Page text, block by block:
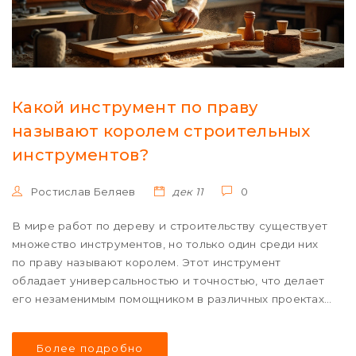
Какой инструмент по праву
называют королем строительных
инструментов?
Ростислав Беляев дек 11 0
В мире работ по дереву и строительству существует
множество инструментов, но только один среди них
по праву называют королем. Этот инструмент
обладает универсальностью и точностью, что делает
его незаменимым помощником в различных проектах.
статуса этого инструмента, его особенности и сферы
Более подробно